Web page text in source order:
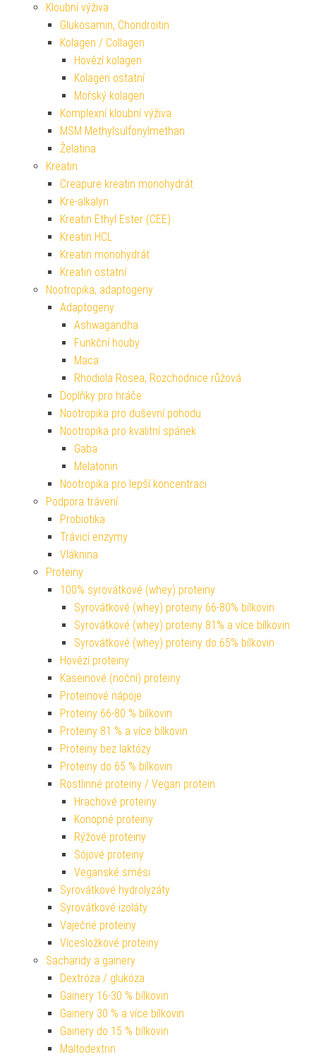
Kloubní výživa
Glukosamin, Chondroitin
Kolagen / Collagen
Hovězí kolagen
Kolagen ostatní
Mořský kolagen
Komplexní kloubní výživa
MSM Methylsulfonylmethan
Želatina
Kreatin
Creapure kreatin monohydrát
Kre-alkalyn
Kreatin Ethyl Ester (CEE)
Kreatin HCL
Kreatin monohydrát
Kreatin ostatní
Nootropika, adaptogeny
Adaptogeny
Ashwagandha
Funkční houby
Maca
Rhodiola Rosea, Rozchodnice růžová
Doplňky pro hráče
Nootropika pro duševní pohodu
Nootropika pro kvalitní spánek
Gaba
Melatonin
Nootropika pro lepší koncentraci
Podpora trávení
Probiotika
Trávicí enzymy
Vláknina
Proteiny
100% syrovátkové (whey) proteiny
Syrovátkové (whey) proteiny 66-80% bílkovin
Syrovátkové (whey) proteiny 81% a více bílkovin
Syrovátkové (whey) proteiny do 65% bílkovin
Hovězí proteiny
Kaseinové (noční) proteiny
Proteinové nápoje
Proteiny 66-80 % bílkovin
Proteiny 81 % a více bílkovin
Proteiny bez laktózy
Proteiny do 65 % bílkovin
Rostlinné proteiny / Vegan protein
Hrachové proteiny
Konopné proteiny
Rýžové proteiny
Sójové proteiny
Veganské směsi
Syrovátkové hydrolyzáty
Syrovátkové izoláty
Vaječné proteiny
Vícesložkové proteiny
Sacharidy a gainery
Dextróza / glukóza
Gainery 16-30 % bílkovin
Gainery 30 % a více bílkovin
Gainery do 15 % bílkovin
Maltodextrin